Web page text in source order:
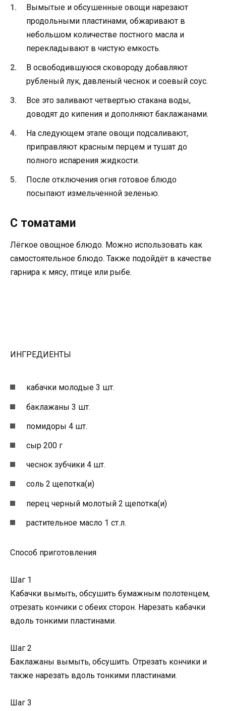
Вымытые и обсушенные овощи нарезают
продольными пластинами, обжаривают в
небольшом количестве постного масла и
перекладывают в чистую емкость.
В освободившуюся сковороду добавляют
рубленый лук, давленый чеснок и соевый соус.
Все это заливают четвертью стакана воды,
доводят до кипения и дополняют баклажанами.
На следующем этапе овощи подсаливают,
приправляют красным перцем и тушат до
полного испарения жидкости.
После отключения огня готовое блюдо
посыпают измельченной зеленью.
С томатами
Лёгкое овощное блюдо. Можно использовать как
самостоятельное блюдо. Также подойдёт в качестве
гарнира к мясу, птице или рыбе.
ИНГРЕДИЕНТЫ
кабачки молодые 3 шт.
баклажаны 3 шт.
помидоры 4 шт.
сыр 200 г
чеснок зубчики 4 шт.
соль 2 щепотка(и)
перец черный молотый 2 щепотка(и)
растительное масло 1 ст.л.
Способ приготовления
Шаг 1
Кабачки вымыть, обсушить бумажным полотенцем,
отрезать кончики с обеих сторон. Нарезать кабачки
вдоль тонкими пластинами.
Шаг 2
Баклажаны вымыть, обсушить. Отрезать кончики и
также нарезать вдоль тонкими пластинами.
Шаг 3